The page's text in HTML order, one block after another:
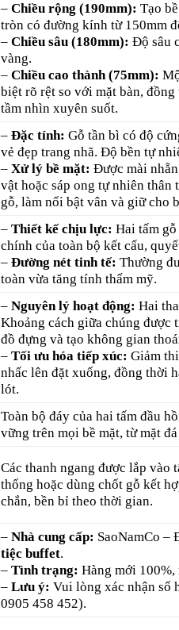
– Chiều rộng (190mm): Tạo
tròn có đường kính từ 150mm
– Chiều sâu (180mm): Độ sâu
vàng.
– Chiều cao thành (75mm):
biệt rõ rệt so với mặt bàn,
tầm nhìn xuyên suốt.
– Đặc tính: Gỗ tần bì có độ
vẻ đẹp trang nhã. Độ bền tự
– Xử lý bề mặt: Được mài
vật hoặc sáp ong tự nhiên
gỗ, làm nổi bật vân và giữ cho
– Thiết kế chịu lực: Hai tấm
chính của toàn bộ kết cấu,
– Đường nét tinh tế: Thường
toàn vừa tăng tính thẩm mỹ.
– Nguyên lý hoạt động: Hai
Khoảng cách giữa chúng được
đồ đựng và tạo không gian
– Tối ưu hóa tiếp xúc: Giảm
nhấc lên đặt xuống, đồng thời
lót.
Toàn bộ đáy của hai tấm đầu
vững trên mọi bề mặt, từ mặt
Các thanh ngang được lắp vào
thống hoặc dùng chốt gỗ kết
chắn, bền bỉ theo thời gian.
– Nhà cung cấp: SaoNamCo –
tiệc buffet.
– Tình trạng: Hàng mới 100%,
– Lưu ý: Vui lòng xác nhận số
0905 458 452).